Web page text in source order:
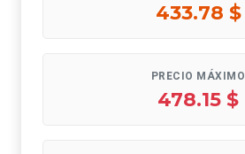
433.78 $
PRECIO MÁXIMO
478.15 $